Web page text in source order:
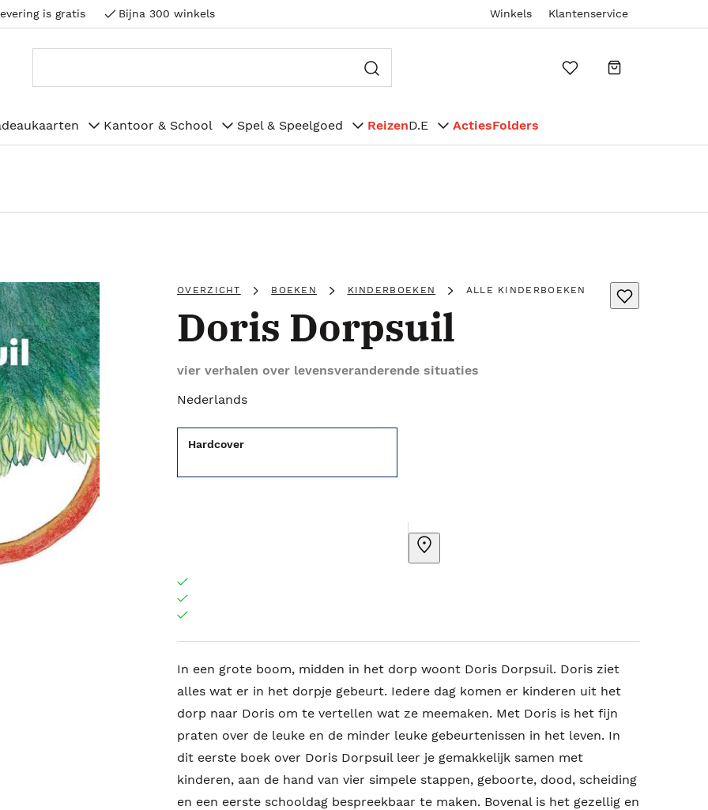
is gratis Bijna 300 winkels Winkels Klantenservice
Kantoor & School Spel & Speelgoed ReizenD.E ActiesFolders
OVERZICHT BOEKEN KINDERBOEKEN ALLE KINDERBOEKEN
Doris Dorpsuil
vier verhalen over levensveranderende situaties
Nederlands
Hardcover
In een grote boom, midden in het dorp woont Doris Dorpsuil. Doris ziet
alles wat er in het dorpje gebeurt. Iedere dag komen er kinderen uit het
dorp naar Doris om te vertellen wat ze meemaken. Met Doris is het fijn
praten over de leuke en de minder leuke gebeurtenissen in het leven. In
dit eerste boek over Doris Dorpsuil leer je gemakkelijk samen met
kinderen, aan de hand van vier simpele stappen, geboorte, dood, scheiding
en een eerste schooldag bespreekbaar te maken. Bovenal is het gezellig en